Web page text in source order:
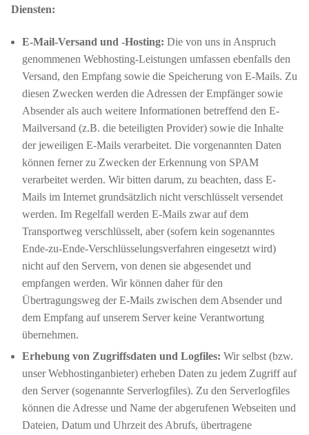
Diensten:
E-Mail-Versand und -Hosting: Die von uns in Anspruch
genommenen Webhosting-Leistungen umfassen ebenfalls den
Versand, den Empfang sowie die Speicherung von E-Mails. Zu
diesen Zwecken werden die Adressen der Empfänger sowie
Absender als auch weitere Informationen betreffend den E-
Mailversand (z.B. die beteiligten Provider) sowie die Inhalte
der jeweiligen E-Mails verarbeitet. Die vorgenannten Daten
können ferner zu Zwecken der Erkennung von SPAM
verarbeitet werden. Wir bitten darum, zu beachten, dass E-
Mails im Internet grundsätzlich nicht verschlüsselt versendet
werden. Im Regelfall werden E-Mails zwar auf dem
Transportweg verschlüsselt, aber (sofern kein sogenanntes
Ende-zu-Ende-Verschlüsselungsverfahren eingesetzt wird)
nicht auf den Servern, von denen sie abgesendet und
empfangen werden. Wir können daher für den
Übertragungsweg der E-Mails zwischen dem Absender und
dem Empfang auf unserem Server keine Verantwortung
übernehmen.
Erhebung von Zugriffsdaten und Logfiles: Wir selbst (bzw.
unser Webhostinganbieter) erheben Daten zu jedem Zugriff auf
den Server (sogenannte Serverlogfiles). Zu den Serverlogfiles
können die Adresse und Name der abgerufenen Webseiten und
Dateien, Datum und Uhrzeit des Abrufs, übertragene